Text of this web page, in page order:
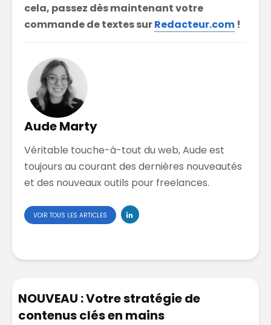
cela, passez dès maintenant votre
commande de textes surRedacteur.com !
Aude Marty
Véritable touche-à-tout du web, Aude est
toujours au courant des dernières nouveautés
et des nouveaux outils pour freelances.
VOIR TOUS LES ARTICLES
NOUVEAU : Votre stratégie de
contenus clés en mains